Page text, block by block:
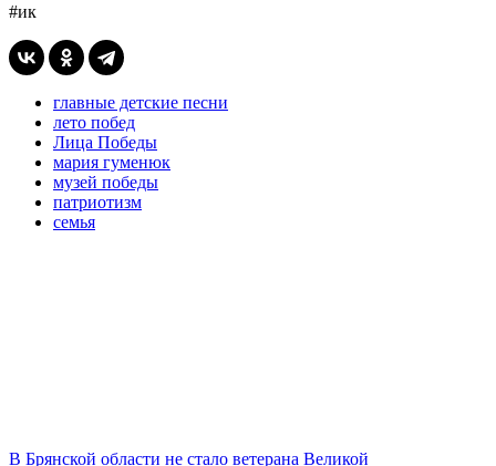
#ик
главные детские песни
лето побед
Лица Победы
мария гуменюк
музей победы
патриотизм
семья
В Брянской области не стало ветерана Великой